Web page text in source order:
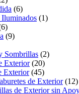
(6)
(1)
(9)
Sombrillas (2)
Exterior(20)
Exterior(45)
de Exterior(12)
de Exterior sin